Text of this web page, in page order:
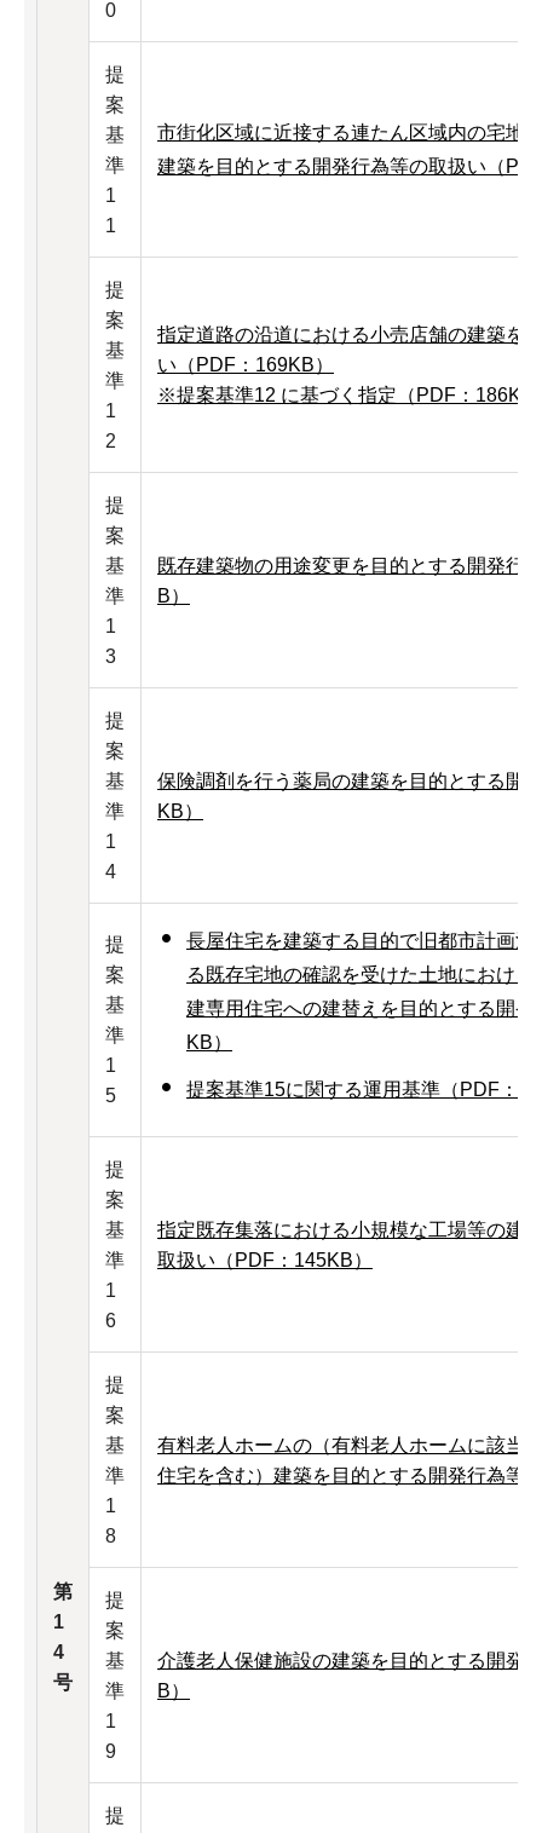
第
1
4
号
0
提
案
基
準
1
1
市街化区域に近接する連たん区域内の宅地
建築を目的とする開発行為等の取扱い（
提
案
基
準
1
2
指定道路の沿道における小売店舗の建築を
い（PDF：169KB）
※提案基準12 に基づく指定（PDF：186KB
提
案
基
準
1
3
既存建築物の用途変更を目的とする開発行
B）
提
案
基
準
1
4
保険調剤を行う薬局の建築を目的とする開
KB）
提
案
基
準
1
5
長屋住宅を建築する目的で旧都市計画
る既存宅地の確認を受けた土地におけ
建専用住宅への建替えを目的とする開
KB）
提案基準15に関する運用基準（PDF：
提
案
基
準
1
6
指定既存集落における小規模な工場等の建
取扱い（PDF：145KB）
提
案
基
準
1
8
有料老人ホームの（有料老人ホームに該当
住宅を含む）建築を目的とする開発行為等
提
案
基
準
1
9
介護老人保健施設の建築を目的とする開発
B）
提